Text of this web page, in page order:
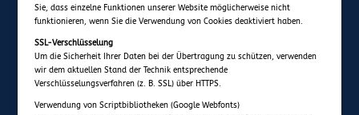
Sie, dass einzelne Funktionen unserer Website möglicherweise nicht
funktionieren, wenn Sie die Verwendung von Cookies deaktiviert haben.
SSL-Verschlüsselung
Um die Sicherheit Ihrer Daten bei der Übertragung zu schützen, verwenden
wir dem aktuellen Stand der Technik entsprechende
Verschlüsselungsverfahren (z. B. SSL) über HTTPS.
Verwendung von Scriptbibliotheken (Google Webfonts)